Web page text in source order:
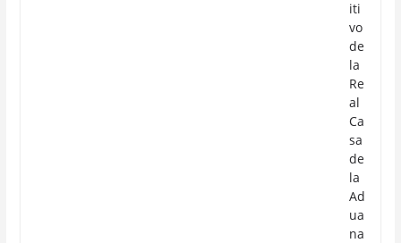
iti
vo
de
la
Re
al
Ca
sa
de
la
Ad
ua
na